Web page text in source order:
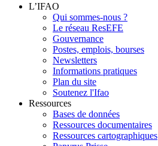
L’IFAO
Qui sommes-nous ?
Le réseau ResEFE
Gouvernance
Postes, emplois, bourses
Newsletters
Informations pratiques
Plan du site
Soutenez l'Ifao
Ressources
Bases de données
Ressources documentaires
Ressources cartographiques